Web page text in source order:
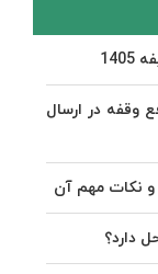
وقفه در ارسال
و نکات مهم آن
دارد؟